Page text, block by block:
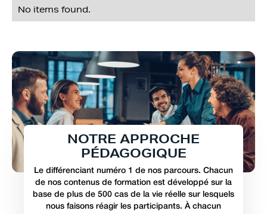
No items found.
NOTRE APPROCHE
PÉDAGOGIQUE
Le différenciant numéro 1 de nos parcours. Chacun
de nos contenus de formation est développé sur la
base de plus de 500 cas de la vie réelle sur lesquels
nous faisons réagir les participants. À chacun